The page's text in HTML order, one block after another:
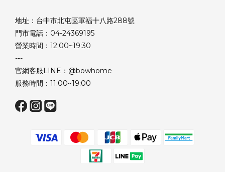
地址：台中市北屯區軍福十八路288號
門市電話：04-24369195
營業時間：12:00~19:30
---
官網客服LINE：@bowhome
服務時間：11:00~19:00